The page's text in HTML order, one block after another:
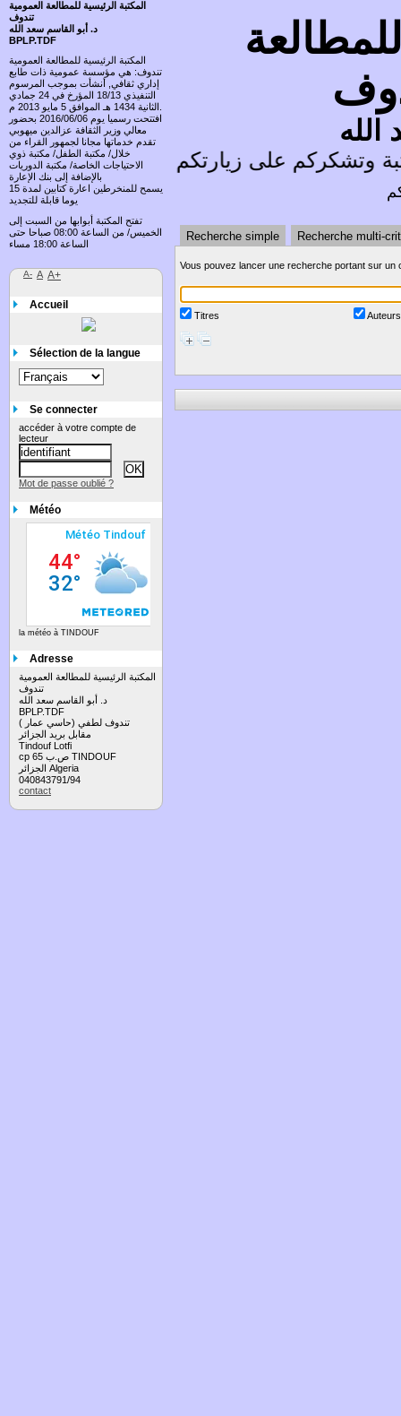
وتشكركم على زيارتكم وتسعد باقتراحاتكم
Recherche simple Recherche multi-
Vous pouvez lancer une recherche portant sur un
Titres Auteurs
المكتبة الرئيسية للمطالعة العمومية
تندوف
د. أبو القاسم سعد الله
BPLP.TDF
المكتبة الرئيسية للمطالعة العمومية
تندوف: هي مؤسسة عمومية ذات طابع
إداري ثقافي, أنشأت بموجب المرسوم
التنفيذي 18/13 المؤرخ في 24 جمادي
افتتحت رسميا يوم 2016/06/06 بحضور
معالي وزير الثقافة عزالدين ميهوبي
تقدم خدماتها مجانا لجمهور القراء من
خلال/ مكتبة الطفل/ مكتبة ذوي
الاحتياجات الخاصة/ مكتبة الدوريات
بالإضافة إلى بنك الإعارة
يسمح للمنخرطين اعارة كتابين لمدة 15
يوما قابلة للتجديد
تفتح المكتبة أبوابها من السبت إلى
الخميس/ من الساعة 08:00 صباحا حتى
الساعة 18:00 مساء
A- A A+
Accueil
Sélection de la langue
Se connecter
accéder à votre compte de
lecteur
Mot de passe oublié ?
Météo
la météo à TINDOUF
Adresse
المكتبة الرئيسية للمطالعة العمومية
تندوف
د. أبو القاسم سعد الله
BPLP.TDF
تندوف لطفي (حاسي عمار )
مقابل بريد الجزائر
Tindouf Lotfi
cp 65 ص.ب TINDOUF
الجزائر Algeria
040843791/94
contact